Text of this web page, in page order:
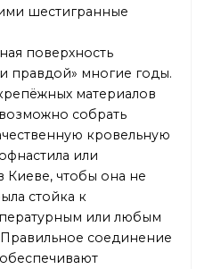
шестигранные
поверхность
правдой» многие годы.
материалов
собрать
кровельную
или
Киеве, чтобы она не
стойка к
или любым
соединение